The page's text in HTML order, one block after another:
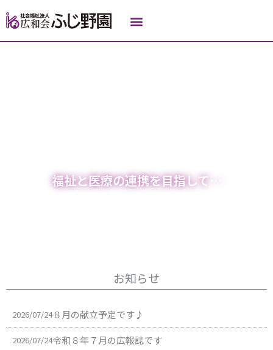
容
を
ス
福祉と医療の連携を目指して…
お知らせ
2026/07/24８月の献立予定です♪
2026/07/24令和８年７月の広報誌です